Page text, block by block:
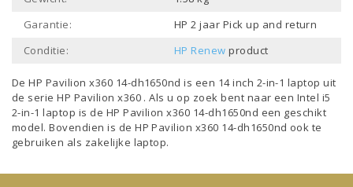
Garantie:
HP 2 jaar Pick up and return
Conditie:
HP Renew product
De HP Pavilion x360 14-dh1650nd is een 14 inch 2-in-1 laptop uit
de serieHP Pavilion x360 . Als u op zoek bent naar een Intel i5
2-in-1 laptop is de HP Pavilion x360 14-dh1650nd een geschikt
model. Bovendien is de HP Pavilion x360 14-dh1650nd ook te
gebruiken als zakelijke laptop.